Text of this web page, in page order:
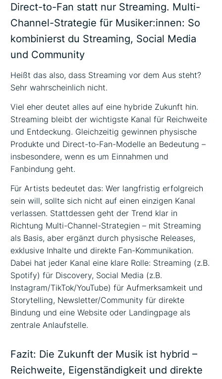
Direct-to-Fan statt nur Streaming. Multi-
Channel-Strategie für Musiker:innen: So
kombinierst du Streaming, Social Media
und Community
Heißt das also, dass Streaming vor dem Aus steht?
Sehr wahrscheinlich nicht.
Viel eher deutet alles auf eine hybride Zukunft hin.
Streaming bleibt der wichtigste Kanal für Reichweite
und Entdeckung. Gleichzeitig gewinnen physische
Produkte und Direct-to-Fan-Modelle an Bedeutung –
insbesondere, wenn es um Einnahmen und
Fanbindung geht.
Für Artists bedeutet das: Wer langfristig erfolgreich
sein will, sollte sich nicht auf einen einzigen Kanal
verlassen. Stattdessen geht der Trend klar in
Richtung Multi-Channel-Strategien – mit Streaming
als Basis, aber ergänzt durch physische Releases,
exklusive Inhalte und direkte Fan-Kommunikation.
Dabei hat jeder Kanal eine klare Rolle: Streaming (z.B.
Spotify) für Discovery, Social Media (z.B.
Instagram/TikTok/YouTube) für Aufmerksamkeit und
Storytelling, Newsletter/Community für direkte
Bindung und eine Website oder Landingpage als
zentrale Anlaufstelle.
Fazit: Die Zukunft der Musik ist hybrid –
Reichweite, Eigenständigkeit und direkte